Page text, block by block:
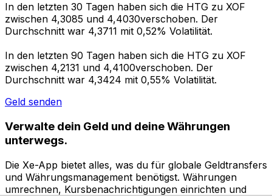
In den letzten 30 Tagen haben sich die HTG zu XOF
zwischen 4,3085 und 4,4030verschoben. Der
Durchschnitt war 4,3711 mit 0,52% Volatilität.
In den letzten 90 Tagen haben sich die HTG zu XOF
zwischen 4,2131 und 4,4100verschoben. Der
Durchschnitt war 4,3424 mit 0,55% Volatilität.
Geld senden
Verwalte dein Geld und deine Währungen
unterwegs.
Die Xe-App bietet alles, was du für globale Geldtransfers
und Währungsmanagement benötigst. Währungen
umrechnen, Kursbenachrichtigungen einrichten und